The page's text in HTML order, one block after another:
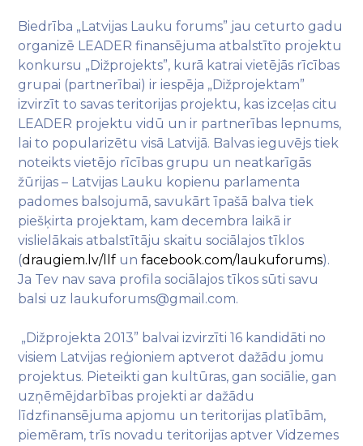
Biedrība „Latvijas Lauku forums” jau ceturto gadu
organizē LEADER finansējuma atbalstīto projektu
konkursu „Dižprojekts”, kurā katrai vietējās rīcības
grupai (partnerībai) ir iespēja „Dižprojektam”
izvirzīt to savas teritorijas projektu, kas izceļas citu
LEADER projektu vidū un ir partnerības lepnums,
lai to popularizētu visā Latvijā. Balvas ieguvējs tiek
noteikts vietējo rīcības grupu un neatkarīgās
žūrijas – Latvijas Lauku kopienu parlamenta
padomes balsojumā, savukārt īpašā balva tiek
piešķirta projektam, kam decembra laikā ir
vislielākais atbalstītāju skaitu sociālajos tīklos
(draugiem.lv/llf unfacebook.com/laukuforums).
Ja Tev nav sava profila sociālajos tīkos sūti savu
balsi uz laukuforums@gmail.com.
„Dižprojekta 2013” balvai izvirzīti 16 kandidāti no
visiem Latvijas reģioniem aptverot dažādu jomu
projektus. Pieteikti gan kultūras, gan sociālie, gan
uzņēmējdarbības projekti ar dažādu
līdzfinansējuma apjomu un teritorijas platībām,
piemēram, trīs novadu teritorijas aptver Vidzemes